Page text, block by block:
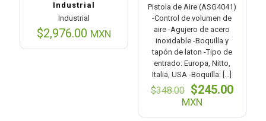
Industrial
Industrial
$2,976.00 MXN
Pistola de Aire (ASG4041)
-Control de volumen de
aire -Agujero de acero
inoxidable -Boquilla y
tapón de laton -Tipo de
entrado: Europa, Nitto,
Italia, USA -Boquilla: […]
$348.00 El
precio
$245.00El
actual
MXN